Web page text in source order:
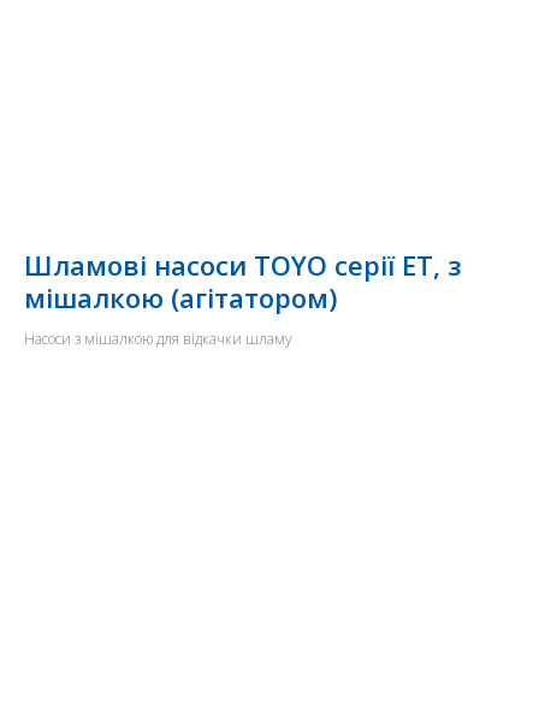
Шламові насоси TOYO серії ET, з
мішалкою (агітатором)
Насоси з мішалкою для відкачки шламу